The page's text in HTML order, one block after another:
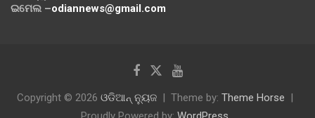
ଇମେଲ –odiannews@gmail.com
Copyright © 2026 ଓଡିଆନ୍ ନ୍ୟୁଜ Theme by: Theme Horse